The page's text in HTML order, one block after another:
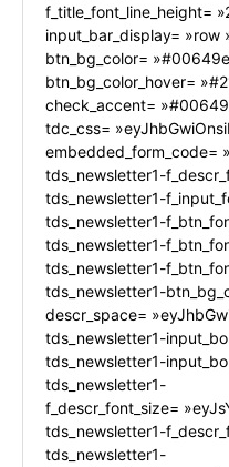
f_title_font_line_height=
input_bar_display=
btn_bg_color=
btn_bg_color_hover=
check_accent=
tdc_css=
embedded_form_code=
tds_newsletter1-
tds_newsletter1-
tds_newsletter1-
tds_newsletter1-
tds_newsletter1-
tds_newsletter1-
descr_space=
tds_newsletter1-
tds_newsletter1-
tds_newsletter1-
f_descr_font_size=
tds_newsletter1-
tds_newsletter1-